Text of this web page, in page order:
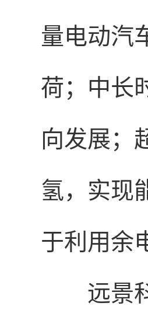
量电动汽
荷；中长
向发展；
氢，实现
于利用余
远景